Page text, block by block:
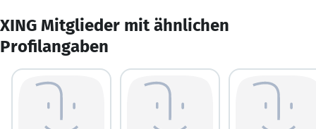
XING Mitglieder mit ähnlichen
Profilangaben